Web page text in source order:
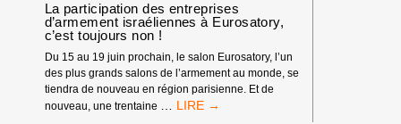
La participation des entreprises
d’armement israéliennes à Eurosatory,
c’est toujours non !
Du 15 au 19 juin prochain, le salon Eurosatory, l’un
des plus grands salons de l’armement au monde, se
tiendra de nouveau en région parisienne. Et de
nouveau, une trentaine
LA